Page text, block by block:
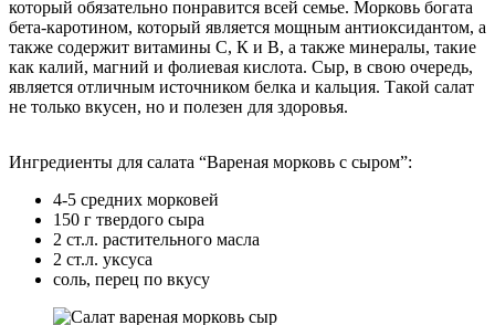
который обязательно понравится всей семье. Морковь богата
бета-каротином, который является мощным антиоксидантом, а
также содержит витамины С, К и В, а также минералы, такие
как калий, магний и фолиевая кислота. Сыр, в свою очередь,
является отличным источником белка и кальция. Такой салат
не только вкусен, но и полезен для здоровья.
Ингредиенты для салата “Вареная морковь с сыром”:
4-5 средних морковей
150 г твердого сыра
2 ст.л. растительного масла
2 ст.л. уксуса
соль, перец по вкусу